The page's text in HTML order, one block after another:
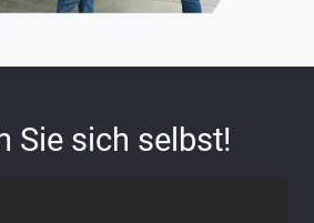
Sie sich selbst!